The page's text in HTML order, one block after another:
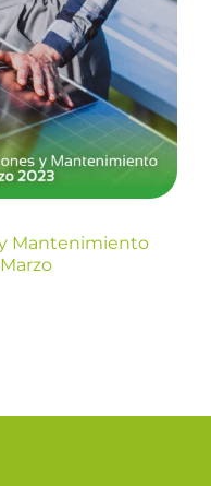
y
el mes de
Mantenimiento